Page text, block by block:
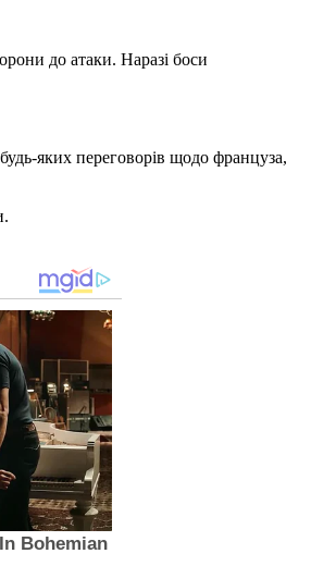
до атаки. Наразі боси
яких переговорів щодо француза,